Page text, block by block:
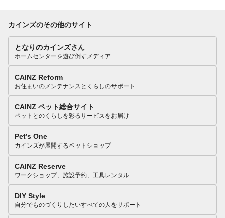
カインズのその他のサイト
となりのカインズさん
ホームセンターを遊び倒すメディア
CAINZ Reform
お住まいのメンテナンスとくらしのサポート
CAINZ ペット総合サイト
ペットとのくらしを彩るサービスをお届け
Pet’s One
カインズが展開するペットショップ
CAINZ Reserve
ワークショップ、施設予約、工具レンタル
DIY Style
自分でものづくりしたいすべての人をサポート